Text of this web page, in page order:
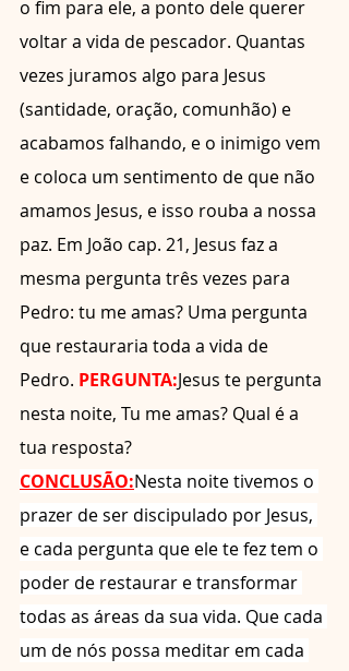
o fim para ele, a ponto dele querer
voltar a vida de pescador. Quantas
vezes juramos algo para Jesus
(santidade, oração, comunhão) e
acabamos falhando, e o inimigo vem
e coloca um sentimento de que não
amamos Jesus, e isso rouba a nossa
paz. Em João cap. 21, Jesus faz a
mesma pergunta três vezes para
Pedro: tu me amas? Uma pergunta
que restauraria toda a vida de
Pedro. PERGUNTA:Jesus te pergunta
nesta noite, Tu me amas? Qual é a
tua resposta?
CONCLUSÃO:Nesta noite tivemos o
prazer de ser discipulado por Jesus,
e cada pergunta que ele te fez tem o
poder de restaurar e transformar
todas as áreas da sua vida. Que cada
um de nós possa meditar em cada